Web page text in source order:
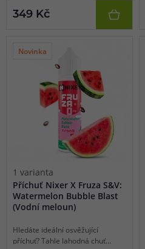
kooladou představují perfektní
349 Kč
Novinka
1 varianta
Příchuť Nixer X Fruza S&V:
Watermelon Bubble Blast
(Vodní meloun)
Hledáte ideální osvěžující
příchuť? Tahle lahodná chuť